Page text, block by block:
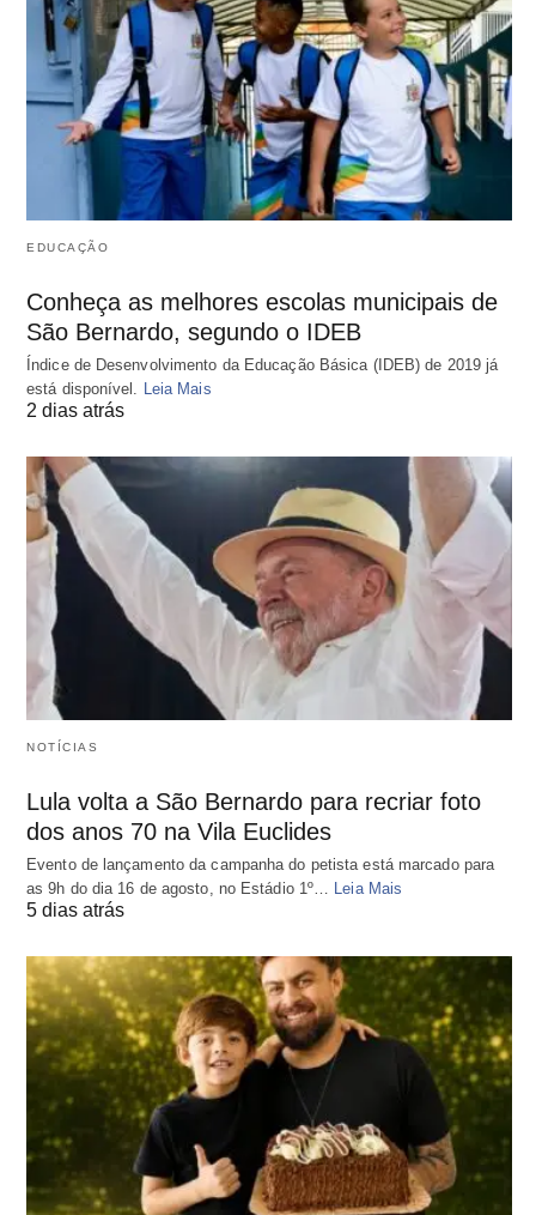
EDUCAÇÃO
Conheça as melhores escolas municipais de
São Bernardo, segundo o IDEB
Índice de Desenvolvimento da Educação Básica (IDEB) de 2019 já
está disponível.
Leia Mais
2 dias atrás
NOTÍCIAS
Lula volta a São Bernardo para recriar foto
dos anos 70 na Vila Euclides
Evento de lançamento da campanha do petista está marcado para
as 9h do dia 16 de agosto, no Estádio 1º… Leia Mais
5 dias atrás